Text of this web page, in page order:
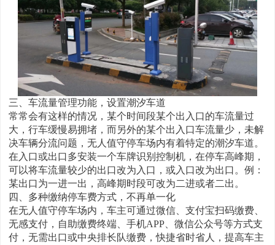
三、车流量管理功能，设置潮汐车道
常常会有这样的情况，某个时间段某个出入口的车流量过
大，行车缓慢易拥堵，而另外的某个出入口车流量少，未解
决车辆分流问题，无人值守停车场内有着特定的潮汐车道。
在入口或出口多安装一个车牌识别控制机，在停车高峰期，
可以将车流量较少的出口改为入口，或入口改为出口。例：
某出口为一进一出，高峰期时段可改为二进或者二出。
四、多种缴纳停车费方式，不再单一化
在无人值守停车场内，车主可通过微信、支付宝扫码缴费、
无感支付，自助缴费终端、手机APP、微信公众号等方式支
付，无需出口或中央排长队缴费，快捷省时省人，提高车主